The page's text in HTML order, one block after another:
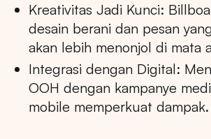
Kreativitas Jadi Kunci:
desain berani dan pesan
akan lebih menonjol di mata
Integrasi dengan Digital:
OOH dengan kampanye
mobile memperkuat dampak.